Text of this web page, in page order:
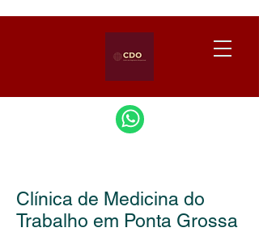
Clínica de Medicina do
Trabalho em Ponta Grossa